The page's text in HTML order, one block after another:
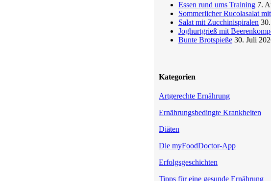
Essen rund ums Training 7.
Sommerlicher Rucolasalat
Salat mit Zucchinispiralen
Joghurtgrieß mit
Bunte Brotspieße 30. Juli
Kategorien
Artgerechte Ernährung
Ernährungsbedingte Krankheiten
Diäten
Die myFoodDoctor-App
Erfolgsgeschichten
Tipps für eine gesunde Ernährung